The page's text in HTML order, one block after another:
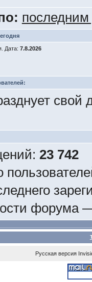
Дата: 7.8.2026
свой
23 742
форума
Русская версия